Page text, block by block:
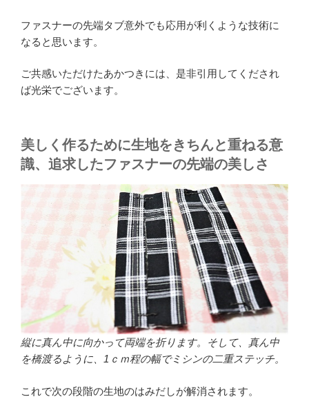
ファスナーの先端タブ意外でも応用が利くような技術に
なると思います。
ご共感いただけたあかつきには、是非引用してくだされ
ば光栄でございます。
美しく作るために生地をきちんと重ねる意
識、追求したファスナーの先端の美しさ
縦に真ん中に向かって両端を折ります。そして、真ん中
を橋渡るように、1ｃｍ程の幅でミシンの二重ステッチ。
これで次の段階の生地のはみだしが解消されます。